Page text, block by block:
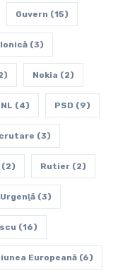
Guvern (15)
Ionică(3)
Nokia (2)
(4) PSD (9)
(3)
Rutier(2)
(3)
(16)
Europeană(6)